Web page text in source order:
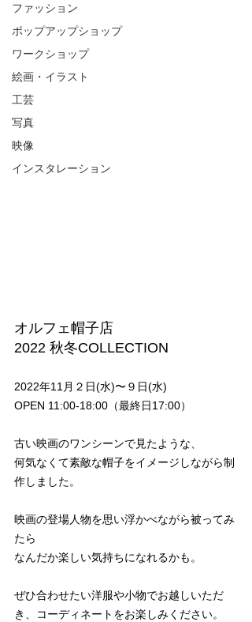
ファッション
ポップアップショップ
ワークショップ
絵画・イラスト
工芸
写真
映像
インスタレーション
オルフェ帽子店
2022 秋冬COLLECTION
2022年11月２日(水)〜９日(水)
OPEN 11:00-18:00（最終日17:00）
古い映画のワンシーンで見たような、
何気なくて素敵な帽子をイメージしながら制
作しました。
映画の登場人物を思い浮かべながら被ってみ
たら
なんだか楽しい気持ちになれるかも。
ぜひ合わせたい洋服や小物でお越しいただ
き、コーディネートをお楽しみください。